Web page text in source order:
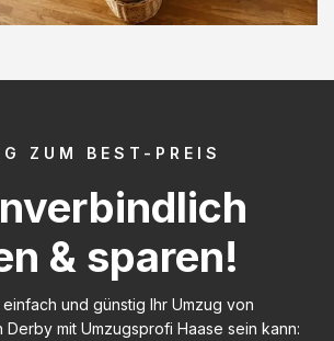
ZUM BEST-PREIS
& sparen!
und günstig Ihr Umzug von
Derby mit Umzugsprofi Haase sein kann: